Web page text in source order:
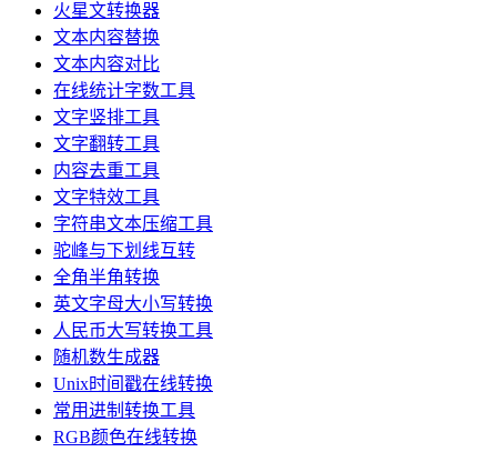
火星文转换器
文本内容替换
文本内容对比
在线统计字数工具
文字竖排工具
文字翻转工具
内容去重工具
文字特效工具
字符串文本压缩工具
驼峰与下划线互转
全角半角转换
英文字母大小写转换
人民币大写转换工具
随机数生成器
Unix时间戳在线转换
常用进制转换工具
RGB颜色在线转换